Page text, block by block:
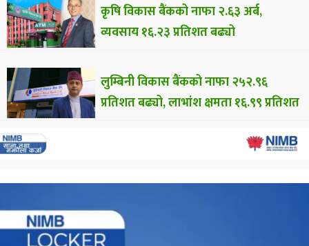
कृषि विकास बैंकको नाफा २.६३ अर्ब,
व्यवसाय १६.२३ प्रतिशत बढ्यो
लुम्बिनी विकास बैंकको नाफा २५२.९६
प्रतिशत बढ्यो, लाभांश क्षमता १६.९९ प्रतिशत